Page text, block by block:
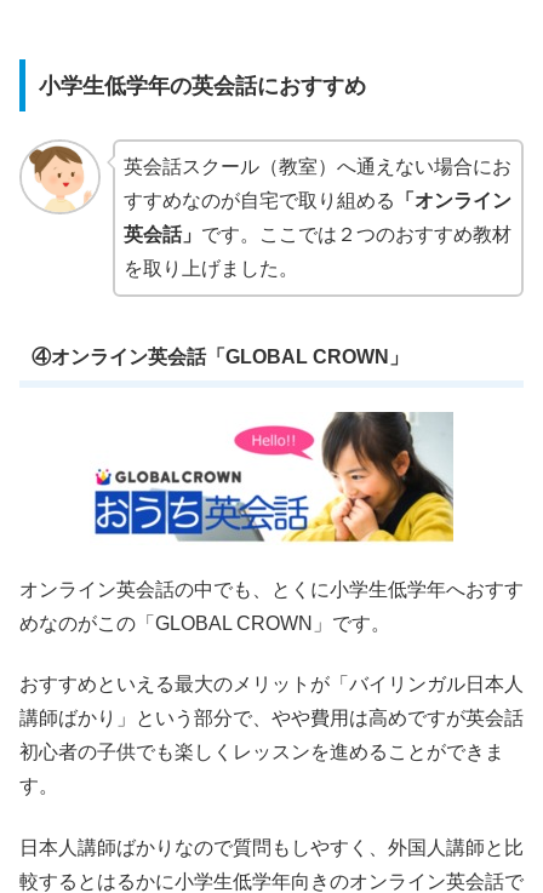
小学生低学年の英会話におすすめ
英会話スクール（教室）へ通えない場合にお
すすめなのが自宅で取り組める 「オンライン
英会話」 です。ここでは２つのおすすめ教材
を取り上げました。
④オンライン英会話「GLOBAL CROWN」
オンライン英会話の中でも、とくに小学生低学年へおすす
めなのがこの「GLOBAL CROWN」です。
おすすめといえる最大のメリットが「バイリンガル日本人
講師ばかり」という部分で、やや費用は高めですが英会話
初心者の子供でも楽しくレッスンを進めることができま
す。
日本人講師ばかりなので質問もしやすく、外国人講師と比
較するとはるかに小学生低学年向きのオンライン英会話で